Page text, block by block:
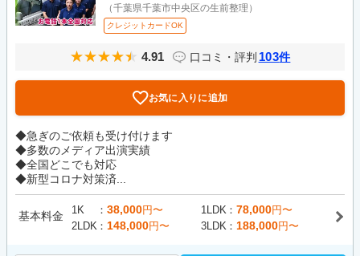
（千葉県千葉市中央区の生前整理）
クレジットカードOK
4.91 口コミ・評判 103件
お気に入りに追加
◆急ぎのご依頼も受け付けます
◆多数のメディア出演実績
◆全国どこでも対応
◆新型コロナ対策済...
基本料金 1K 38,000円〜 1LDK 78,000円〜
2LDK
148,000円〜 3LDK 188,000円〜